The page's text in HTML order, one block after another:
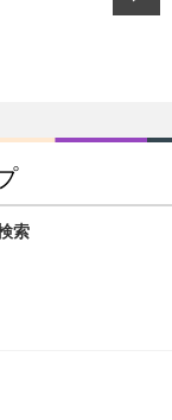
索